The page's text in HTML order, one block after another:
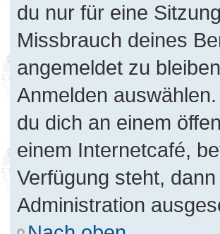
du nur für eine
Missbrauch deines
angemeldet zu
Anmelden
du dich an einem
einem Internetcafé,
Verfügung steht,
Administration